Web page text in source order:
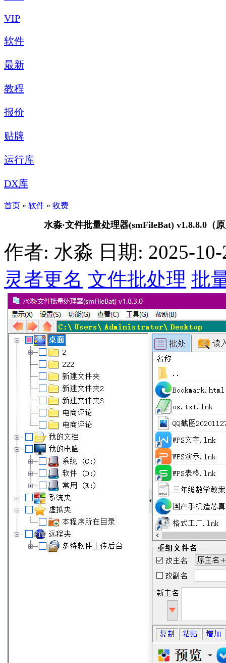
VIP
软件
最新
教程
报价
贴牌
运行库
DX库
首页 » 软件 » 收费
水淼·文件批量处理器(smFileBat) v1.8.8.0（
作者: 水淼 日期: 2025-
灵者更名 文件批处理 批